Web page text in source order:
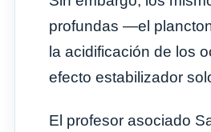
profundas —el
la acidificación de los
efecto estabilizador
El profesor asociado